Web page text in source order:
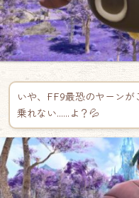
いや、FF9最恐のヤーン
乗れない……よ？💦